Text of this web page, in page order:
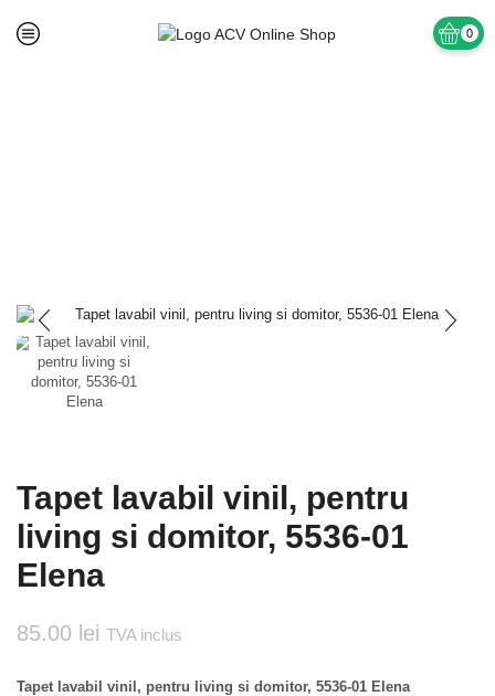
0
Tapet lavabil vinil, pentru
living si domitor, 5536-01
Elena
85.00 lei TVA inclus
Tapet lavabil vinil, pentru living si domitor, 5536-01 Elena